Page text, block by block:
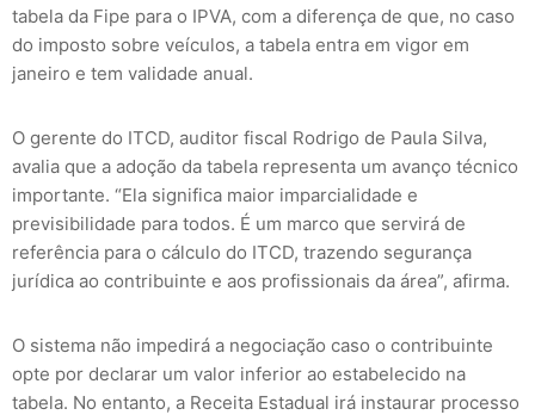
tabela da Fipe para o IPVA, com a diferença de que, no caso
do imposto sobre veículos, a tabela entra em vigor em
janeiro e tem validade anual.
O gerente do ITCD, auditor fiscal Rodrigo de Paula Silva,
avalia que a adoção da tabela representa um avanço técnico
importante. “Ela significa maior imparcialidade e
previsibilidade para todos. É um marco que servirá de
referência para o cálculo do ITCD, trazendo segurança
jurídica ao contribuinte e aos profissionais da área”, afirma.
O sistema não impedirá a negociação caso o contribuinte
opte por declarar um valor inferior ao estabelecido na
tabela. No entanto, a Receita Estadual irá instaurar processo